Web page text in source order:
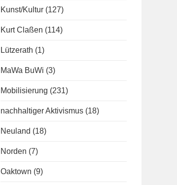
Kunst/Kultur (127)
Kurt Claßen (114)
Lützerath (1)
MaWa BuWi (3)
Mobilisierung (231)
nachhaltiger Aktivismus (18)
Neuland (18)
Norden (7)
Oaktown (9)